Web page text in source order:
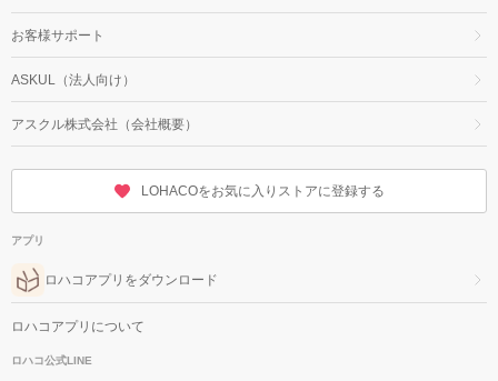
お客様サポート
ASKUL（法人向け）
アスクル株式会社（会社概要）
LOHACOをお気に入りストアに登録する
アプリ
ロハコアプリをダウンロード
ロハコアプリについて
ロハコ公式LINE